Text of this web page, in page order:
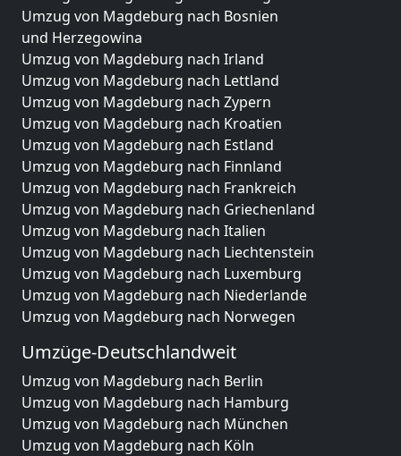
Umzug von Magdeburg nach Bosnien
und Herzegowina
Umzug von Magdeburg nach Irland
Umzug von Magdeburg nach Lettland
Umzug von Magdeburg nach Zypern
Umzug von Magdeburg nach Kroatien
Umzug von Magdeburg nach Estland
Umzug von Magdeburg nach Finnland
Umzug von Magdeburg nach Frankreich
Umzug von Magdeburg nach Griechenland
Umzug von Magdeburg nach Italien
Umzug von Magdeburg nach Liechtenstein
Umzug von Magdeburg nach Luxemburg
Umzug von Magdeburg nach Niederlande
Umzug von Magdeburg nach Norwegen
Umzüge-Deutschlandweit
Umzug von Magdeburg nach Berlin
Umzug von Magdeburg nach Hamburg
Umzug von Magdeburg nach München
Umzug von Magdeburg nach Köln